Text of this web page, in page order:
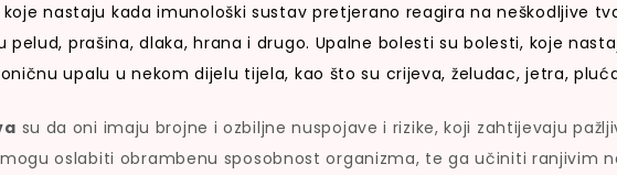
nastaju kada imunološki sustav pretjerano reagira na neškodljive
pelud, prašina, dlaka, hrana i drugo. Upalne bolesti su bolesti, koje
upalu u nekom dijelu tijela, kao što su crijeva, želudac, jetra,
su da oni imaju brojne i ozbiljne nuspojave i rizike, koji zahtijevaju
oslabiti obrambenu sposobnost organizma, te ga učiniti ranjivim